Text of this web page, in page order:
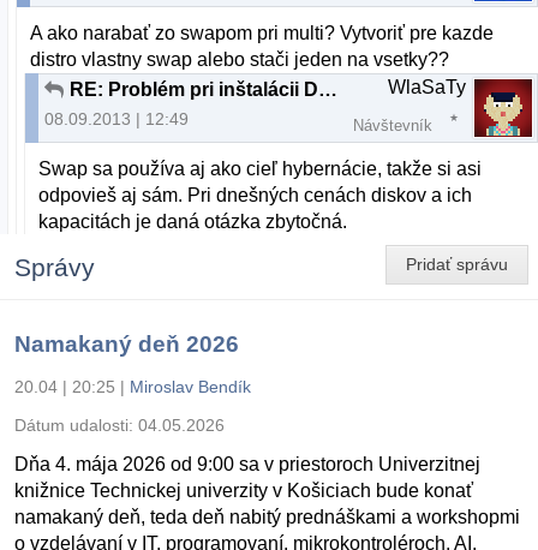
A ako narabať zo swapom pri multi? Vytvoriť pre kazde
distro vlastny swap alebo stači jeden na vsetky??
RE: Problém pri inštalácii Debian 7.1.0
08.09.2013 | 12:49
WlaSaTy
Návštevník
Swap sa používa aj ako cieľ hybernácie, takže si asi
odpovieš aj sám. Pri dnešných cenách diskov a ich
kapacitách je daná otázka zbytočná.
Pridať správu
Správy
Namakaný deň 2026
20.04 | 20:25 | Miroslav Bendík
Dátum udalosti: 04.05.2026
Dňa 4. mája 2026 od 9:00 sa v priestoroch Univerzitnej
knižnice Technickej univerzity v Košiciach bude konať
namakaný deň, teda deň nabitý prednáškami a workshopmi
o vzdelávaní v IT, programovaní, mikrokontroléroch, AI,